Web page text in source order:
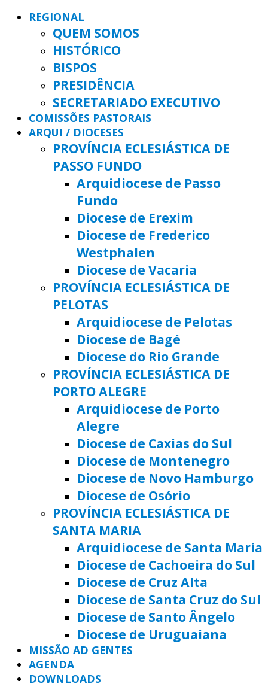
REGIONAL
QUEM SOMOS
HISTÓRICO
BISPOS
PRESIDÊNCIA
SECRETARIADO EXECUTIVO
COMISSÕES PASTORAIS
ARQUI / DIOCESES
PROVÍNCIA ECLESIÁSTICA DE
PASSO FUNDO
Arquidiocese de Passo
Fundo
Diocese de Erexim
Diocese de Frederico
Westphalen
Diocese de Vacaria
PROVÍNCIA ECLESIÁSTICA DE
PELOTAS
Arquidiocese de Pelotas
Diocese de Bagé
Diocese do Rio Grande
PROVÍNCIA ECLESIÁSTICA DE
PORTO ALEGRE
Arquidiocese de Porto
Alegre
Diocese de Caxias do Sul
Diocese de Montenegro
Diocese de Novo Hamburgo
Diocese de Osório
PROVÍNCIA ECLESIÁSTICA DE
SANTA MARIA
Arquidiocese de Santa Maria
Diocese de Cachoeira do Sul
Diocese de Cruz Alta
Diocese de Santa Cruz do Sul
Diocese de Santo Ângelo
Diocese de Uruguaiana
MISSÃO AD GENTES
AGENDA
DOWNLOADS